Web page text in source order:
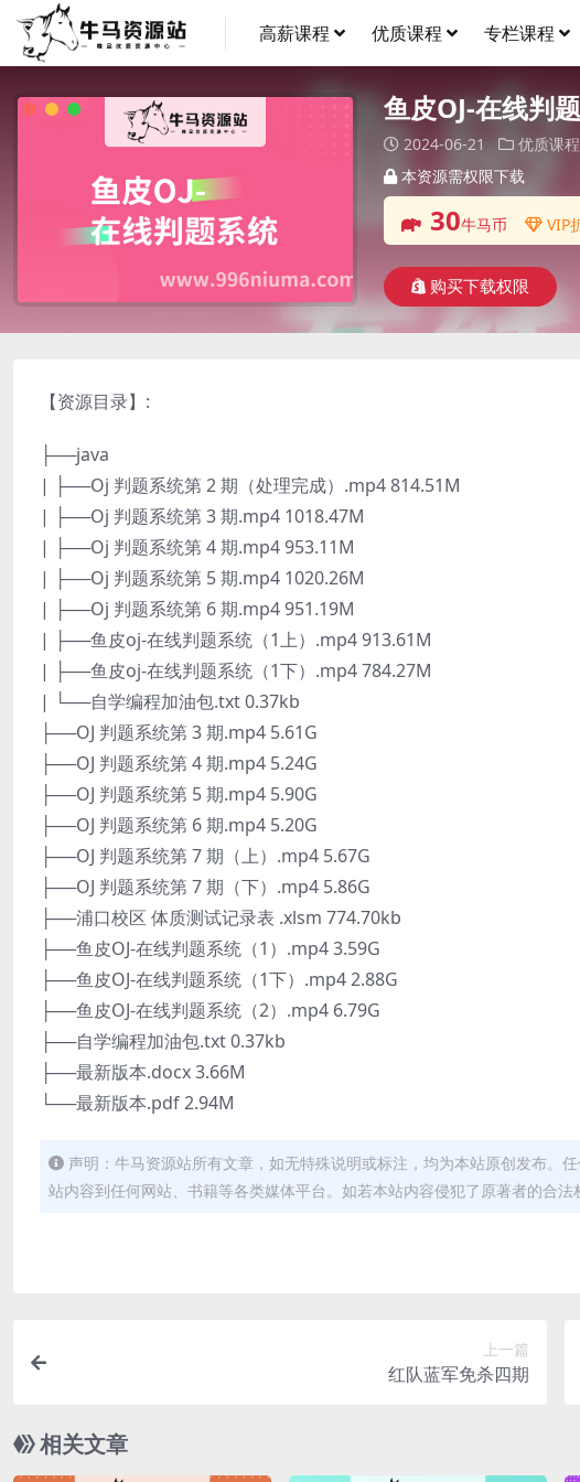
高薪课程 优质课程 专栏课程
鱼皮OJ-在线判
2024-06-21
优质课程
本资源需权限下载
30牛马币 VIP
购买下载权限
【资源目录】:
├──java
| ├──Oj 判题系统第 2 期（处理完成）.mp4 814.51M
| ├──Oj 判题系统第 3 期.mp4 1018.47M
| ├──Oj 判题系统第 4 期.mp4 953.11M
| ├──Oj 判题系统第 5 期.mp4 1020.26M
| ├──Oj 判题系统第 6 期.mp4 951.19M
| ├──鱼皮oj-在线判题系统（1上）.mp4 913.61M
| ├──鱼皮oj-在线判题系统（1下）.mp4 784.27M
| └──自学编程加油包.txt 0.37kb
├──OJ 判题系统第 3 期.mp4 5.61G
├──OJ 判题系统第 4 期.mp4 5.24G
├──OJ 判题系统第 5 期.mp4 5.90G
├──OJ 判题系统第 6 期.mp4 5.20G
├──OJ 判题系统第 7 期（上）.mp4 5.67G
├──OJ 判题系统第 7 期（下）.mp4 5.86G
├──浦口校区 体质测试记录表 .xlsm 774.70kb
├──鱼皮OJ-在线判题系统（1）.mp4 3.59G
├──鱼皮OJ-在线判题系统（1下）.mp4 2.88G
├──鱼皮OJ-在线判题系统（2）.mp4 6.79G
├──自学编程加油包.txt 0.37kb
├──最新版本.docx 3.66M
└──最新版本.pdf 2.94M
声明：牛马资源站所有文章，如无特殊说明或标注，均为本站原创发布。
站内容到任何网站、书籍等各类媒体平台。如若本站内容侵犯了原著者的合法
上一篇
红队蓝军免杀四期
相关文章